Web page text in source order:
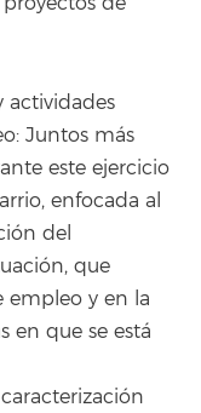
actividades
Juntos más
este ejercicio
enfocada al
del
que
empleo y en la
en que se está